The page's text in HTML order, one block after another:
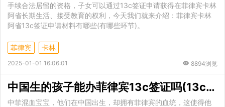
手续合法居留的资格，子女可以通过13c签证申请获得在菲律宾卡林
阿省长期生活、接受教育的权利，今天我们就来介绍：菲律宾卡林
阿省13c签证申请材料有哪些(有哪些环节)。
菲律宾 卡林
2025-01-01 16:06:01 8894浏览
中国生的孩子能办菲律宾13c签证吗(13c签证办理步骤)
中菲混血宝宝，他们在中国出生，却拥有菲律宾的血统，这使得他